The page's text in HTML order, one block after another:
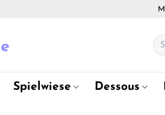
Spielwiese Dessous